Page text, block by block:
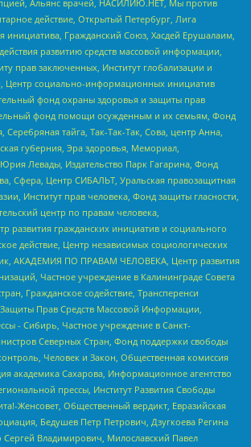
Альянс врачей, НАСИЛИЮ.НЕТ, Мы против
действие, Открытый Петербург, Лига
инициатива, Гражданский Союз, Хасдей Ерушалаим,
развитию средств массовой информации,
прав заключенных, Институт глобализации и
Центр социально-информационных инициатив
фонд охраны здоровья и защиты прав
фонд помощи осужденным и их семьям, Фонд
Серебряная тайга, Так-Так-Так, Сова, центр Анна,
губерния, Эра здоровья, Мемориал,
Левады, Издательство Парк Гагарина, Фонд
Сфера, Центр СИБАЛЬТ, Уральская правозащитная
Институт прав человека, Фонд защиты гласности,
центр по правам человека,
развития гражданских инициатив и социального
действие, Центр независимых социологических
АКАДЕМИЯ ПО ПРАВАМ ЧЕЛОВЕКА, Центр развития
Частное учреждение в Калининграде Совета
Гражданское содействие, Трансперенси
Прав Средств Массовой Информации,
- Сибирь, Частное учреждение в Санкт-
Северных Стран, Фонд поддержки свободы
Человек и Закон, Общественная комиссия
академика Сахарова, Информационное агентство
прессы, Институт Развития Свободы
Женсовет, Общественный вердикт, Евразийская
Бедушев Петр Петрович, Дзугкоева Регина
Сергей Владимирович, Милославский Павел